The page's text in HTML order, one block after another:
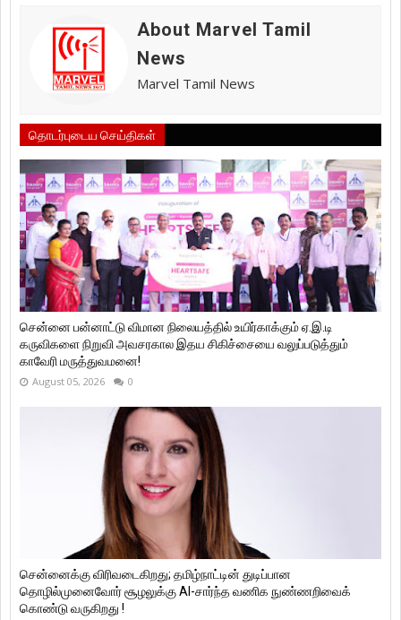
About Marvel Tamil
News
Marvel Tamil News
தொடர்புடைய செய்திகள்
சென்னை பன்னாட்டு விமான நிலையத்தில் உயிர்காக்கும் ஏ.இ.டி
கருவிகளை நிறுவி அவசரகால இதய சிகிச்சையை வலுப்படுத்தும்
காவேரி மருத்துவமனை!
August 05, 2026 0
சென்னைக்கு விரிவடைகிறது; தமிழ்நாட்டின் துடிப்பான
தொழில்முனைவோர் சூழலுக்கு AI-சார்ந்த வணிக நுண்ணறிவைக்
கொண்டு வருகிறது !